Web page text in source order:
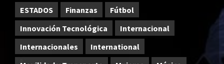
ESTADOS
Finanzas
Fútbol
Innovación Tecnológica
Internacional
Internacionales
International